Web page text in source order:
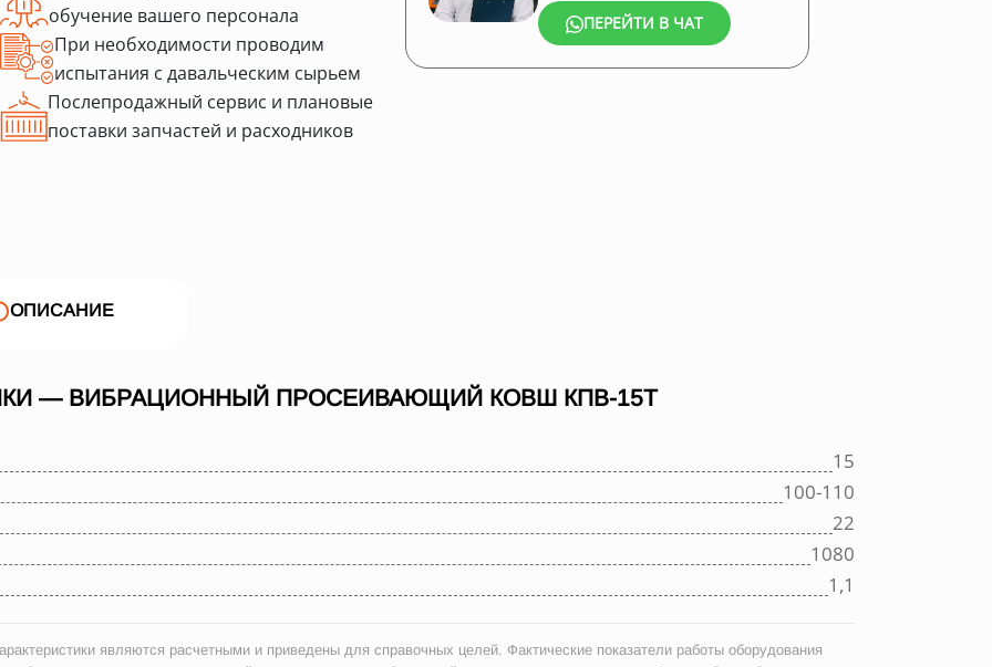
обучение вашего персонала
При необходимости проводим
испытания с давальческим сырьем
Послепродажный сервис и плановые
поставки запчастей и расходников
ПЕРЕЙТИ В ЧАТ
ОПИСАНИЕ
— ВИБРАЦИОННЫЙ ПРОСЕИВАЮЩИЙ КОВШ КПВ-15Т
15
100-110
22
1080
1,1
являются расчетными и приведены для справочных целей. Фактические показатели работы оборудования